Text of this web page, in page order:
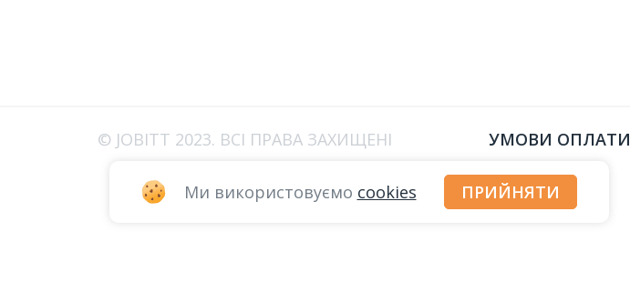
© JOBITT 2023. ВСІ ПРАВА ЗАХИЩЕНІ УМОВИ ОПЛАТИ
Ми використовуємо cookies ПРИЙНЯТИ